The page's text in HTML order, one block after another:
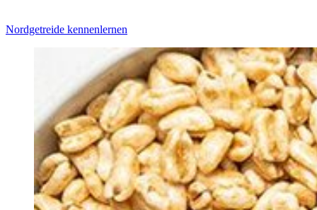
Nordgetreide kennenlernen